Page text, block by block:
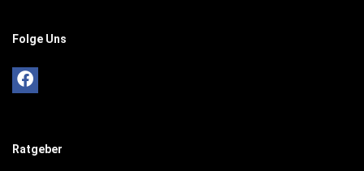
Folge Uns
Ratgeber